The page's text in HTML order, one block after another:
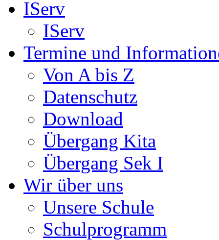
IServ
IServ
Termine und
Von A bis Z
Datenschutz
Download
Übergang Kita
Übergang Sek I
Wir über uns
Unsere Schule
Schulprogramm